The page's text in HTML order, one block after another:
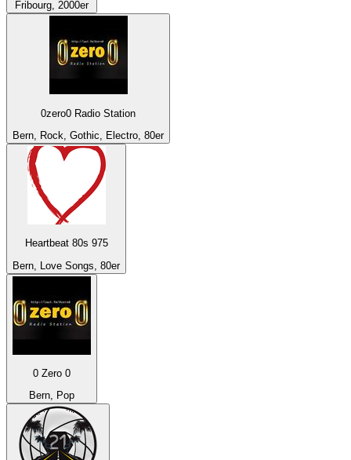
Fribourg, 2000er
0zero0 Radio Station
Bern, Rock, Gothic, Electro, 80er
Heartbeat 80s 975
Bern, Love Songs, 80er
0 Zero 0
Bern, Pop